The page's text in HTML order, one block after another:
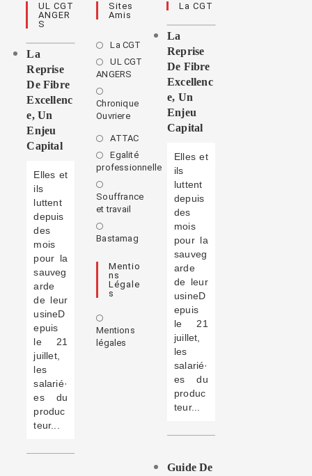
UL CGT
ANGER
S
La
Reprise
De Fibre
Excellenc
E, Un
Enjeu
Capital
Elles et
ils
luttent
depuis
des
mois
pour la
sauveg
arde
de leur
usineD
epuis
le 21
juillet,
les
salarié·
es du
produc
teur...
Sites
Amis
La CGT
UL CGT
ANGERS
Chronique
Ouvriere
ATTAC
Egalité
professionnelle
Souffrance
et travail
Bastamag
Mentio
Ns
Légale
S
Mentions
légales
La CGT
La
Reprise
De Fibre
Excellenc
E, Un
Enjeu
Capital
Elles et
ils
luttent
depuis
des
mois
pour la
sauveg
arde
de leur
usineD
epuis
le 21
juillet,
les
salarié·
es du
produc
teur...
Guide De